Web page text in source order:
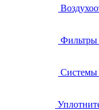
Фильтры
Системы